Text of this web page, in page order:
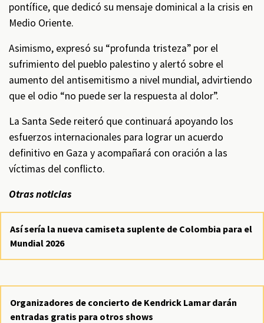
pontífice, que dedicó su mensaje dominical a la crisis en
Medio Oriente.
Asimismo, expresó su “profunda tristeza” por el
sufrimiento del pueblo palestino y alertó sobre el
aumento del antisemitismo a nivel mundial, advirtiendo
que el odio “no puede ser la respuesta al dolor”.
La Santa Sede reiteró que continuará apoyando los
esfuerzos internacionales para lograr un acuerdo
definitivo en Gaza y acompañará con oración a las
víctimas del conflicto.
Otras noticias
Así sería la nueva camiseta suplente de Colombia para el
Mundial 2026
Organizadores de concierto de Kendrick Lamar darán
entradas gratis para otros shows